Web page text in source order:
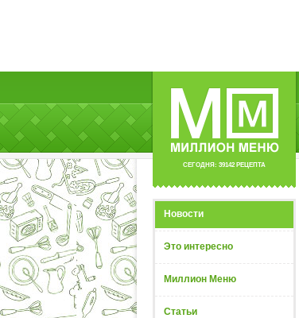
СЕГОДНЯ: 39142 РЕЦЕПТА
Новости
Это интересно
Миллион Меню
Статьи